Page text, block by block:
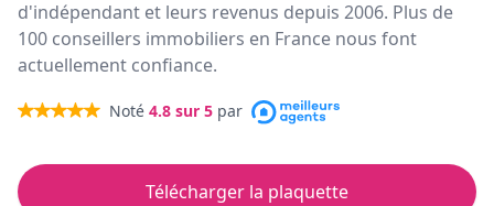
d'indépendant et leurs revenus depuis 2006. Plus de
100 conseillers immobiliers en France nous font
actuellement confiance.
Noté 4.8 sur 5 par
Télécharger la plaquette